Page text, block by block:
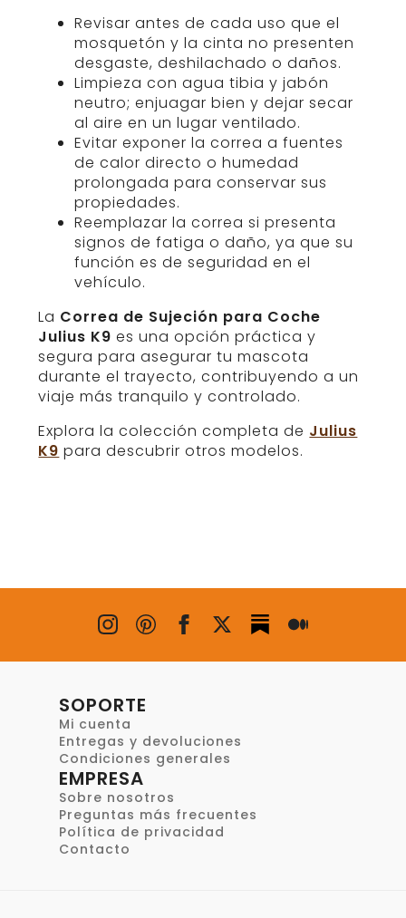
Revisar antes de cada uso que el
mosquetón y la cinta no presenten
desgaste, deshilachado o daños.
Limpieza con agua tibia y jabón
neutro; enjuagar bien y dejar secar
al aire en un lugar ventilado.
Evitar exponer la correa a fuentes
de calor directo o humedad
prolongada para conservar sus
propiedades.
Reemplazar la correa si presenta
signos de fatiga o daño, ya que su
función es de seguridad en el
vehículo.
La Correa de Sujeción para Coche
Julius K9 es una opción práctica y
segura para asegurar tu mascota
durante el trayecto, contribuyendo a un
viaje más tranquilo y controlado.
Explora la colección completa de Julius
K9 para descubrir otros modelos.
SOPORTE
Mi cuenta
Entregas y devoluciones
Condiciones generales
EMPRESA
Sobre nosotros
Preguntas más frecuentes
Política de privacidad
Contacto